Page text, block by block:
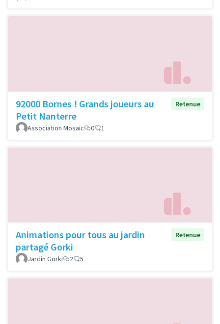
92000 Bornes ! Grands joueurs au
Petit Nanterre
Retenue
Association Mosaic 0 1
Animations pour tous au jardin
partagé Gorki
Retenue
Jardin Gorki 2 5